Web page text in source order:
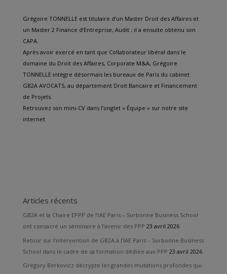
Grégoire TONNELLE est titulaire d’un Master Droit des Affaires et
un Master 2 Finance d’Entreprise, Audit ; il a ensuite obtenu son
CAPA.
Après avoir exercé en tant que Collaborateur libéral dans le
domaine du Droit des Affaires, Corporate M&A, Grégoire
TONNELLE intègre désormais les bureaux de Paris du cabinet
GB2A AVOCATS, au département Droit Bancaire et Financement
de Projets.
Retrouvez son mini-CV dans l’onglet « Équipe » sur notre site
internet
Articles récents
GB2A et la Chaire EPPP de l’IAE Paris – Sorbonne Business School
ont consacré un séminaire à l’avenir des PPP 23 avril 2026
Retour sur l’intervention de GB2A à l’IAE Paris – Sorbonne Business
School dans le cadre de sa formation dédiée aux PPP 23 avril 2026
Grégory Berkovicz décrypte les grandes mutations profondes qui